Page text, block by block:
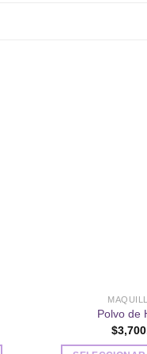
Polvo de
$